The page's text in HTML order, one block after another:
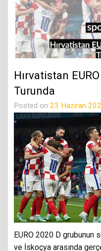
Hırvatistan
Turunda
Posted on 23 Haziran
EURO 2020 D grubunun
ve İskoçya arasında